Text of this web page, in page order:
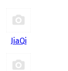
JiaQi